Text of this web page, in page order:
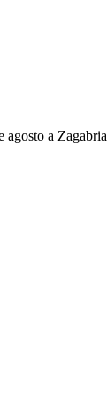
agosto a Zagabria